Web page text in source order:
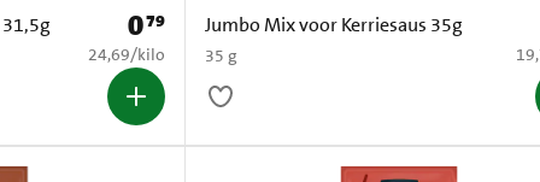
Prijs: € 0,79
079
€ 24,69 per kilo
24,69/kilo
Jumbo Mix voor Kerriesaus 35g
35 g
€